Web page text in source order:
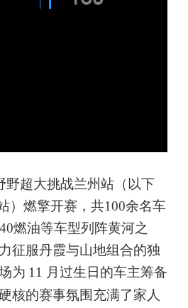
野超大挑战兰州站（以下
）燃擎开赛，共100余名车
燃油等车型列阵黄河之
征服丹霞与山地组合的独
为 11 月过生日的车主筹备
核的赛事氛围充满了家人